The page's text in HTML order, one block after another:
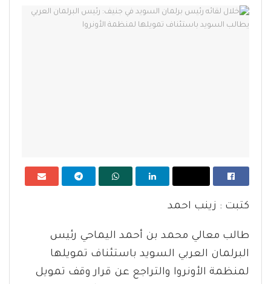
كتبت : زينب احمد
طالب معالي محمد بن أحمد اليماحي رئيس
البرلمان العربي السويد باستئناف تمويلها
لمنظمة الأونروا والتراجع عن قرار وقف تمويل